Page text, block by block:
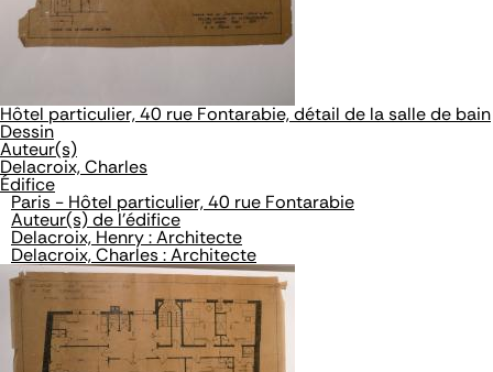
Hôtel particulier, 40 rue Fontarabie, détail de la salle de bain
Dessin
Auteur(s)
Delacroix, Charles
Édifice
Paris - Hôtel particulier, 40 rue Fontarabie
Auteur(s) de l'édifice
Delacroix, Henry : Architecte
Delacroix, Charles : Architecte